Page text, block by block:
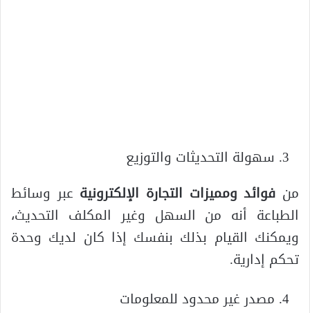
سهولة التحديثات والتوزيع
من فوائد ومميزات التجارة الإلكترونية عبر وسائط
الطباعة أنه من السهل وغير المكلف التحديث،
ويمكنك القيام بذلك بنفسك إذا كان لديك وحدة
تحكم إدارية.
مصدر غير محدود للمعلومات